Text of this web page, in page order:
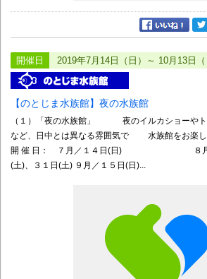
開催日 2019年7月14日（日）～ 10月13日（
【のとじま水族館】夜の水族館
（１）「夜の水族館」 夜のイルカショーやト
など、日中とは異なる雰囲気で 水族館をお
開 催 日： ７月／１４日(日) ８月／１
(土)、３１日(土) ９月／１５日(日)...